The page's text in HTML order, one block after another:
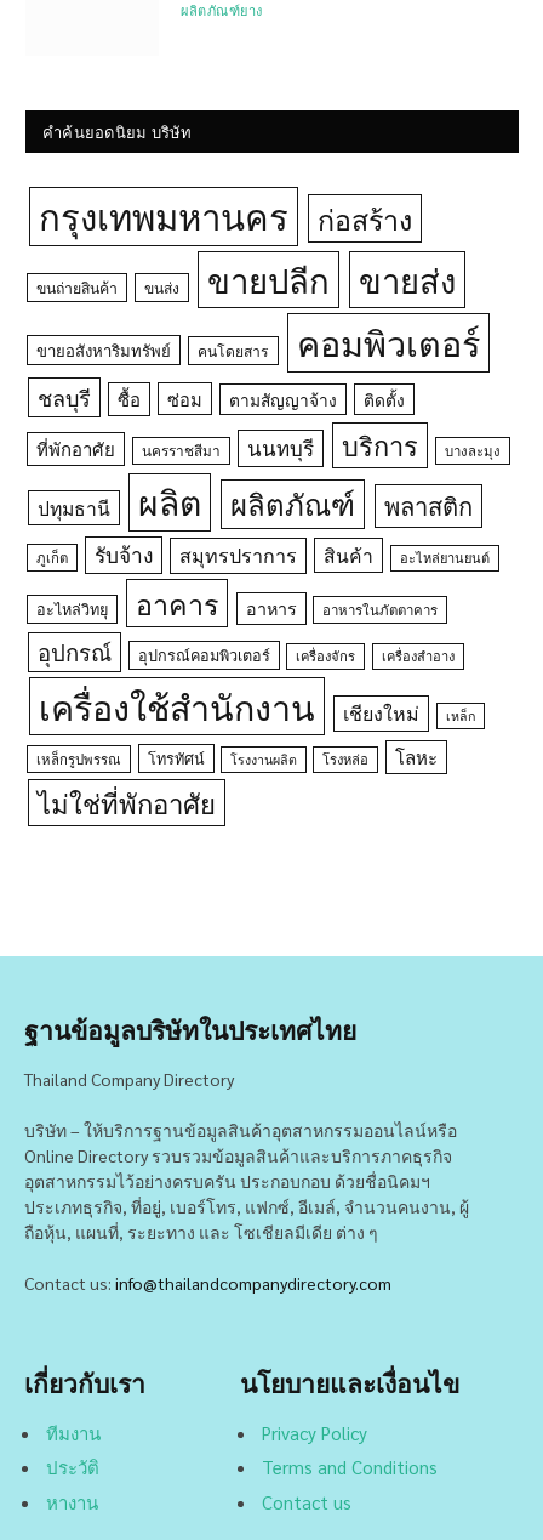
ผลิตภัณฑ์ยาง
คำค้นยอดนิยม บริษัท
กรุงเทพมหานคร ก่อสร้าง
ขนถ่ายสินค้า ขนส่ง ขายปลีก ขายส่ง
ขายอสังหาริมทรัพย์ คนโดยสาร คอมพิวเตอร์
ชลบุรี ซื้อ ซ่อม ตามสัญญาจ้าง ติดตั้ง
ที่พักอาศัย นครราชสีมา นนทบุรี บริการ บางละมุง
ปทุมธานี ผลิต ผลิตภัณฑ์ พลาสติก
ภูเก็ต รับจ้าง สมุทรปราการ สินค้า อะไหล่ยานยนต์
อะไหล่วิทยุ อาคาร อาหาร อาหารในภัตตาคาร
อุปกรณ์ อุปกรณ์คอมพิวเตอร์ เครื่องจักร เครื่องสำอาง
เครื่องใช้สำนักงาน เชียงใหม่ เหล็ก
เหล็กรูปพรรณ โทรทัศน์ โรงงานผลิต โรงหล่อ โลหะ
ไม่ใช่ที่พักอาศัย
ฐานข้อมูลบริษัทในประเทศไทย
Thailand Company Directory
บริษัท – ให้บริการฐานข้อมูลสินค้าอุตสาหกรรมออนไลน์หรือ
Online Directory รวบรวมข้อมูลสินค้าและบริการภาคธุรกิจ
อุตสาหกรรมไว้อย่างครบครัน ประกอบกอบ ด้วยชื่อนิคมฯ
ประเภทธุรกิจ, ที่อยู่, เบอร์โทร, แฟกซ์, อีเมล์, จำนวนคนงาน, ผู้
ถือหุ้น, แผนที่, ระยะทาง และ โซเชียลมีเดีย ต่าง ๆ
Contact us: info@thailandcompanydirectory.com
เกี่ยวกับเรา
ทีมงาน
ประวัติ
หางาน
นโยบายและเงื่อนไข
Privacy Policy
Terms and Conditions
Contact us